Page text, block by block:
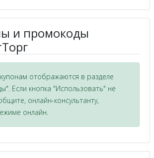
и промокоды
отображаются в разделе
Если кнопка "Использовать" не
онлайн-консультанту,
онлайн.